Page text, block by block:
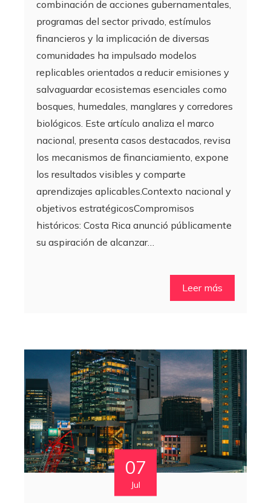
combinación de acciones gubernamentales,
programas del sector privado, estímulos
financieros y la implicación de diversas
comunidades ha impulsado modelos
replicables orientados a reducir emisiones y
salvaguardar ecosistemas esenciales como
bosques, humedales, manglares y corredores
biológicos. Este artículo analiza el marco
nacional, presenta casos destacados, revisa
los mecanismos de financiamiento, expone
los resultados visibles y comparte
aprendizajes aplicables.Contexto nacional y
objetivos estratégicosCompromisos
históricos: Costa Rica anunció públicamente
su aspiración de alcanzar…
Leer más
07
Jul